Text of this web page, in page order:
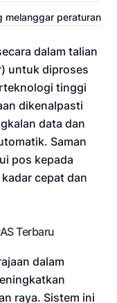
melanggar peraturan
dalam talian
untuk diproses
tinggi
dikenalpasti
data dan
Saman
pos kepada
kadar cepat dan
Terbaru
dalam
raya. Sistem ini